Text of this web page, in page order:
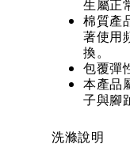
生屬正
棉質產
著使用
換。
包覆彈
本產品
子與腳
洗滌說明